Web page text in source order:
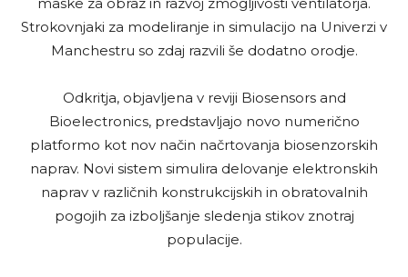
Strokovnjaki za modeliranje in simulacijo na Univerzi v
Manchestru so zdaj razvili še dodatno orodje.
Odkritja, objavljena v reviji Biosensors and
Bioelectronics, predstavljajo novo numerično
platformo kot nov način načrtovanja biosenzorskih
naprav. Novi sistem simulira delovanje elektronskih
naprav v različnih konstrukcijskih in obratovalnih
pogojih za izboljšanje sledenja stikov znotraj
populacije.